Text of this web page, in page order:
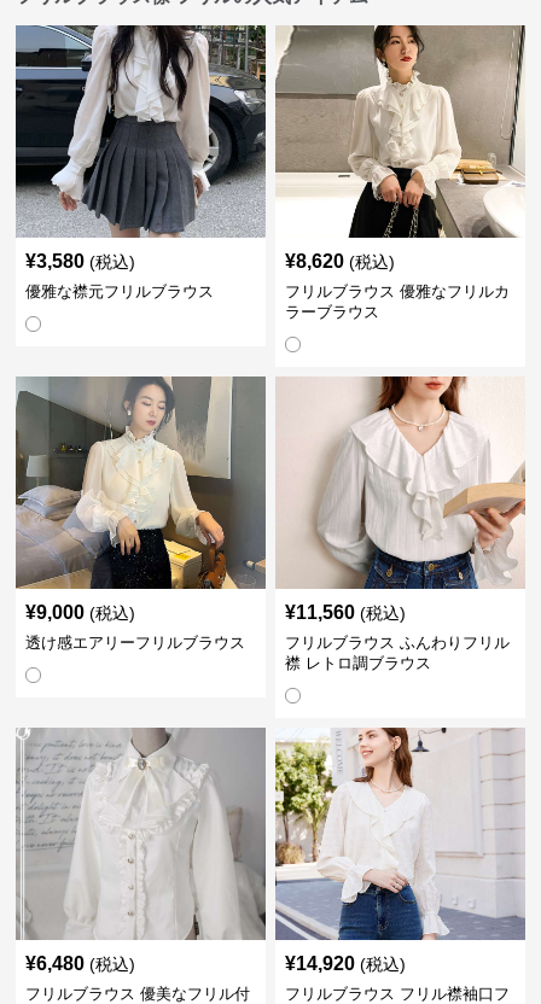
¥3,580 (税込)
優雅な襟元フリルブラウス
¥8,620 (税込)
フリルブラウス 優雅なフリルカ
ラーブラウス
¥9,000 (税込)
透け感エアリーフリルブラウス
¥11,560 (税込)
フリルブラウス ふんわりフリル
襟 レトロ調ブラウス
¥6,480 (税込)
フリルブラウス 優美なフリル付
¥14,920 (税込)
フリルブラウス フリル襟袖口フ